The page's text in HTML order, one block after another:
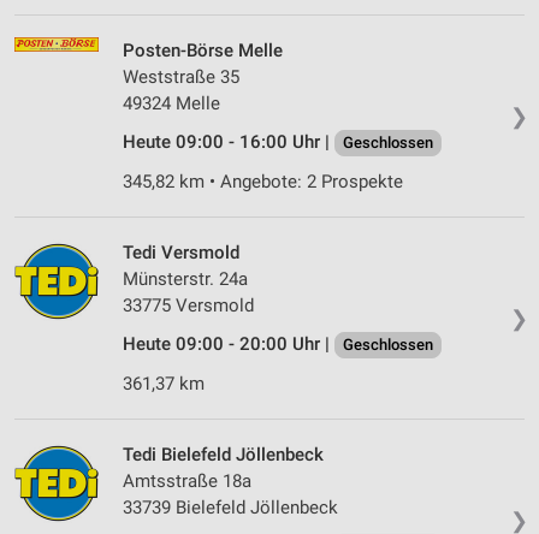
❯
Posten-Börse Melle
Weststraße 35
49324 Melle
Heute 09:00 - 16:00 Uhr |
Geschlossen
345,82 km • Angebote: 2 Prospekte
❯
Tedi Versmold
Münsterstr. 24a
33775 Versmold
Heute 09:00 - 20:00 Uhr |
Geschlossen
361,37 km
❯
Tedi Bielefeld Jöllenbeck
Amtsstraße 18a
33739 Bielefeld Jöllenbeck